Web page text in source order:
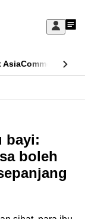
Sign
My
AsiaCommentary
bayi:
boleh